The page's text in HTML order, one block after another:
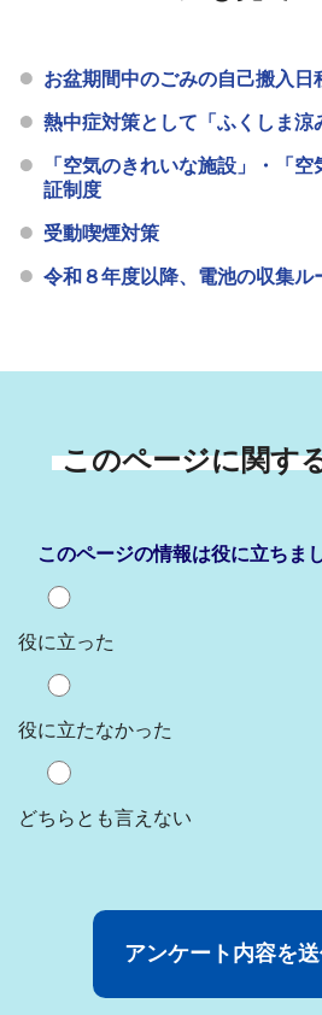
お盆期間中のごみの自己搬入日
熱中症対策として「ふくしま涼
「空気のきれいな施設」・「
証制度
受動喫煙対策
令和８年度以降、電池の収集ル
このページに関す
このページの情報は役に立ちま
役に立った
役に立たなかった
どちらとも言えない